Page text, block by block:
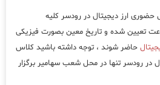
حضوری ارز دیجیتال در رودسر کلیه
تعیین شده و تاریخ معین بصورت فیزیکی
حاضر شوند ، توجه داشته باشید کلاس
در رودسر تنها در محل شعب سهامیر برگزار